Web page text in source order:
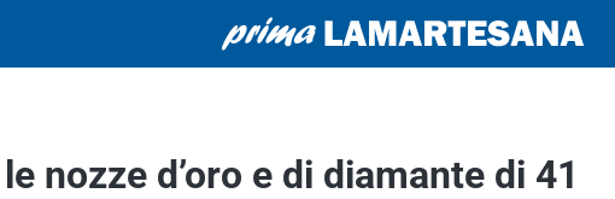
nozze d’oro e di diamante di 41